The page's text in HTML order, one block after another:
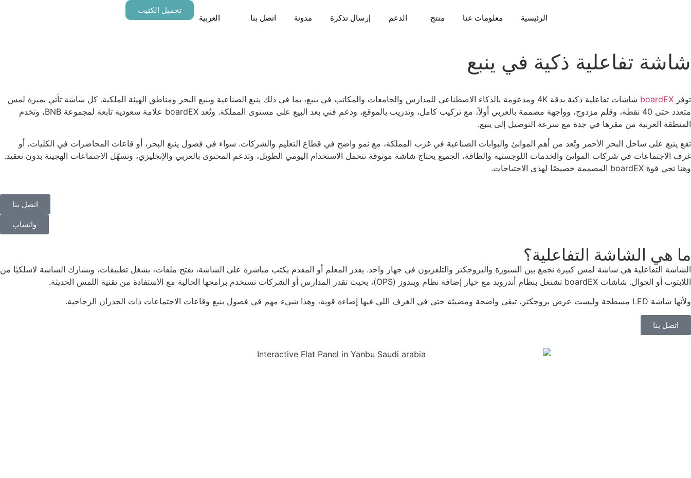
الرئيسية معلومات عنا منتج الدعم إرسال تذكرة مدونة اتصل بنا العربية
تحميل الكتيب
شاشة تفاعلية ذكية في ينبع
توفر boardEX
شاشات تفاعلية ذكية بدقة 4K ومدعومة بالذكاء الاصطناعي للمدارس والجامعات والمكاتب في ينبع، بما في ذلك ينبع الصناعية وينبع البحر ومناطق الهيئة الملكية. كل شاشة تأتي بميزة لمس
متعدد حتى 40 نقطة، وقلم مزدوج، وواجهة مصممة بالعربي أولاً، مع تركيب كامل، وتدريب بالموقع، ودعم فني بعد البيع على مستوى المملكة. وتُعد boardEX علامة سعودية تابعة لمجموعة BNB، وتخدم
المنطقة الغربية من مقرها في جدة مع سرعة التوصيل إلى ينبع.
تقع ينبع على ساحل البحر الأحمر وتُعد من أهم الموانئ والبوابات الصناعية في غرب المملكة، مع نمو واضح في قطاع التعليم والشركات. سواء في فصول ينبع البحر، أو قاعات المحاضرات في الكليات، أو
غرف الاجتماعات في شركات الموانئ والخدمات اللوجستية والطاقة، الجميع يحتاج شاشة موثوقة تتحمل الاستخدام اليومي الطويل، وتدعم المحتوى بالعربي والإنجليزي، وتسهّل الاجتماعات الهجينة بدون تعقيد.
وهنا تجي قوة boardEX المصممة خصيصًا لهذي الاحتياجات.
اتصل بنا
واتساب
ما هي الشاشة التفاعلية؟
الشاشة التفاعلية هي شاشة لمس كبيرة تجمع بين السبورة والبروجكتر والتلفزيون في جهاز واحد. يقدر المعلم أو المقدم يكتب مباشرة على الشاشة، يفتح ملفات، يشغل تطبيقات، ويشارك الشاشة لاسلكيًا من
اللابتوب أو الجوال. شاشات boardEX تشتغل بنظام أندرويد مع خيار إضافة نظام ويندوز (OPS)، بحيث تقدر المدارس أو الشركات تستخدم برامجها الحالية مع الاستفادة من تقنية اللمس الحديثة.
ولأنها شاشة LED مسطحة وليست عرض بروجكتر، تبقى واضحة ومضيئة حتى في الغرف اللي فيها إضاءة قوية، وهذا شيء مهم في فصول ينبع وقاعات الاجتماعات ذات الجدران الزجاجية.
اتصل بنا